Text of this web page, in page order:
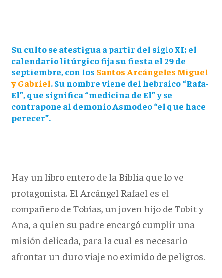
Su culto se atestigua a partir del siglo XI; el
calendario litúrgico fija su fiesta el 29 de
septiembre, con los Santos Arcángeles Miguel
y Gabriel. Su nombre viene del hebraico “Rafa-
El”, que significa “medicina de El” y se
contrapone al demonio Asmodeo “el que hace
perecer”.
Hay un libro entero de la Biblia que lo ve
protagonista. El Arcángel Rafael es el
compañero de Tobías, un joven hijo de Tobit y
Ana, a quien su padre encargó cumplir una
misión delicada, para la cual es necesario
afrontar un duro viaje no eximido de peligros.